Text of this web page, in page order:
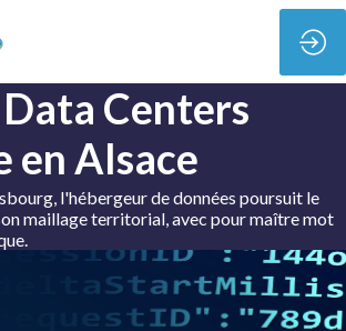
Centers
en Alsace
l'hébergeur de données poursuit le
maillage territorial, avec pour maître mot